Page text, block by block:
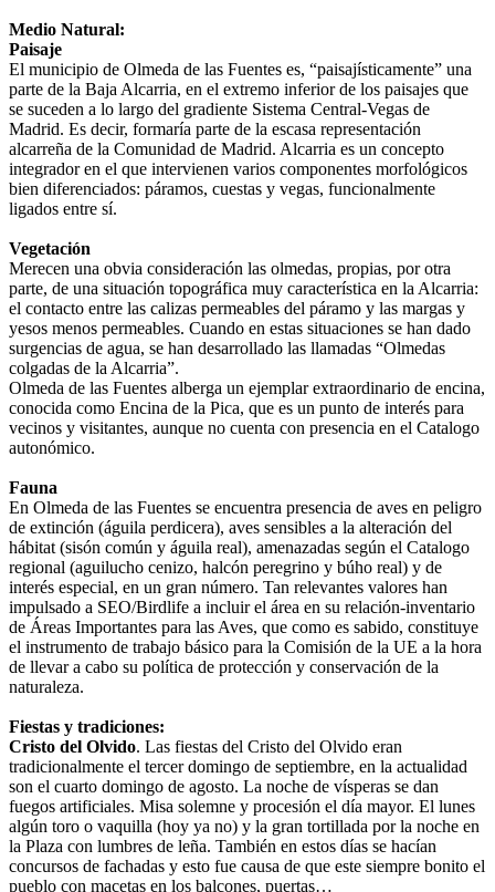
Medio Natural:
Paisaje
El municipio de Olmeda de las Fuentes es, “paisajísticamente” una
parte de la Baja Alcarria, en el extremo inferior de los paisajes que
se suceden a lo largo del gradiente Sistema Central-Vegas de
Madrid. Es decir, formaría parte de la escasa representación
alcarreña de la Comunidad de Madrid. Alcarria es un concepto
integrador en el que intervienen varios componentes morfológicos
bien diferenciados: páramos, cuestas y vegas, funcionalmente
ligados entre sí.
Vegetación
Merecen una obvia consideración las olmedas, propias, por otra
parte, de una situación topográfica muy característica en la Alcarria:
el contacto entre las calizas permeables del páramo y las margas y
yesos menos permeables. Cuando en estas situaciones se han dado
surgencias de agua, se han desarrollado las llamadas “Olmedas
colgadas de la Alcarria”.
Olmeda de las Fuentes alberga un ejemplar extraordinario de encina,
conocida como Encina de la Pica, que es un punto de interés para
vecinos y visitantes, aunque no cuenta con presencia en el Catalogo
autonómico.
Fauna
En Olmeda de las Fuentes se encuentra presencia de aves en peligro
de extinción (águila perdicera), aves sensibles a la alteración del
hábitat (sisón común y águila real), amenazadas según el Catalogo
regional (aguilucho cenizo, halcón peregrino y búho real) y de
interés especial, en un gran número. Tan relevantes valores han
impulsado a SEO/Birdlife a incluir el área en su relación-inventario
de Áreas Importantes para las Aves, que como es sabido, constituye
el instrumento de trabajo básico para la Comisión de la UE a la hora
de llevar a cabo su política de protección y conservación de la
naturaleza.
Fiestas y tradiciones:
Cristo del Olvido. Las fiestas del Cristo del Olvido eran
tradicionalmente el tercer domingo de septiembre, en la actualidad
son el cuarto domingo de agosto. La noche de vísperas se dan
fuegos artificiales. Misa solemne y procesión el día mayor. El lunes
algún toro o vaquilla (hoy ya no) y la gran tortillada por la noche en
la Plaza con lumbres de leña. También en estos días se hacían
concursos de fachadas y esto fue causa de que este siempre bonito el
pueblo con macetas en los balcones, puertas…